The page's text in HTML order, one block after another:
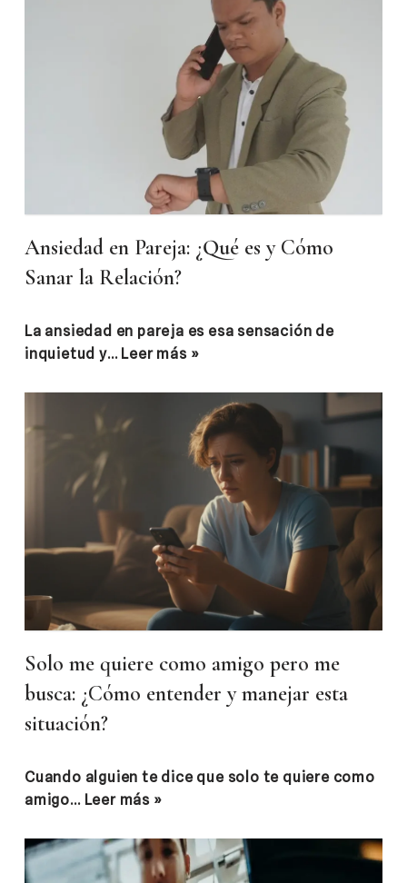
Ansiedad en Pareja: ¿Qué es y Cómo
Sanar la Relación?
La ansiedad en pareja es esa sensación de
inquietud y… Leer más »
Solo me quiere como amigo pero me
busca: ¿Cómo entender y manejar esta
situación?
Cuando alguien te dice que solo te quiere como
amigo… Leer más »